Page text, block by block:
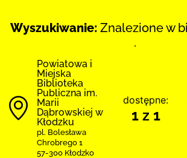
Wyszukiwanie: Znalezione w
.
Powiatowa i
Miejska
Biblioteka
Publiczna im.
Marii
Dąbrowskiej w
Kłodzku
pl. Bolesława
Chrobrego 1
57-300 Kłodzko
dostępne:
1 z 1